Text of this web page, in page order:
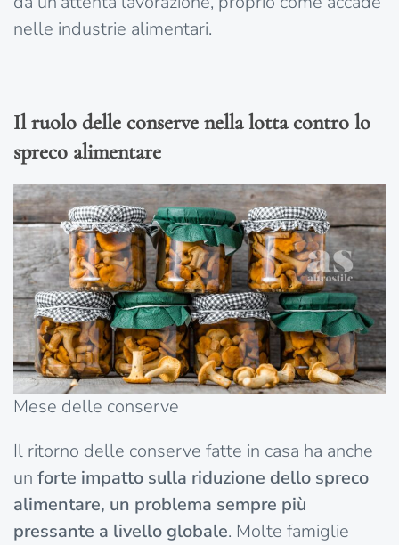
nelle industrie alimentari.
Il ruolo delle conserve nella lotta contro lo
spreco alimentare
Mese delle conserve
Il ritorno delle conserve fatte in casa ha anche
un forte impatto sulla riduzione dello spreco
alimentare, un problema sempre più
pressante a livello globale. Molte famiglie